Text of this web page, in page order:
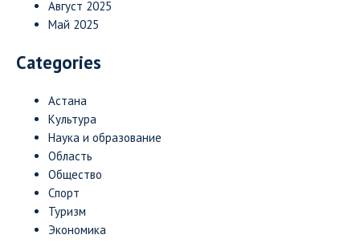
Август 2025
Май 2025
Categories
Астана
Культура
Наука и образование
Область
Общество
Спорт
Туризм
Экономика